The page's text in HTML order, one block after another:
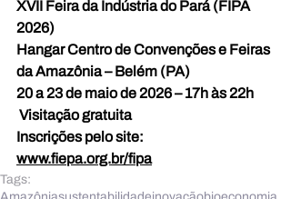
XVII Feira da Indústria do Pará (FIPA
2026)
Hangar Centro de Convenções e Feiras
da Amazônia – Belém (PA)
20 a 23 de maio de 2026 – 17h às 22h
Visitação gratuita
Inscrições pelo site:
www.fiepa.org.br/fipa
Tags: